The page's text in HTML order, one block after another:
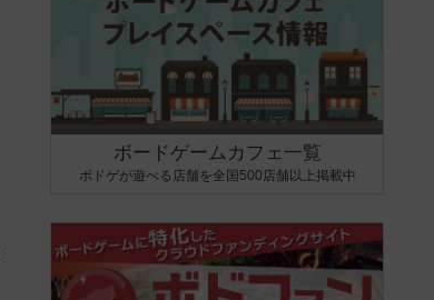
ボードゲームカフェ一覧
ボドゲが遊べる店舗を全国500店舗以上掲載中